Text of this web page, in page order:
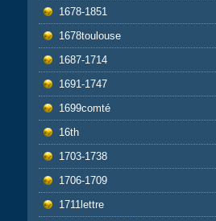
1678-1851
1678toulouse
1687-1714
1691-1747
1699comté
16th
1703-1738
1706-1709
1711lettre